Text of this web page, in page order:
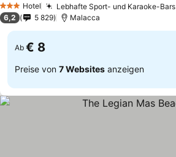
3 SterneHotel Lebhafte Sport- und Karaoke-Bars
6,2 5 829 Malacca
Ab € 8
Preise von 7 Websites anzeigen